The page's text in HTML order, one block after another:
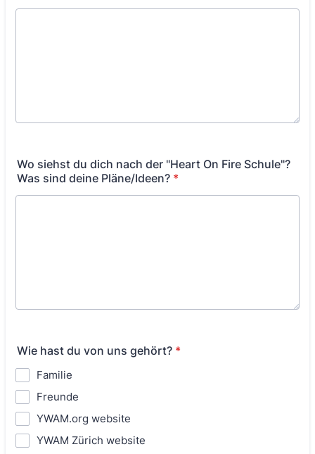
Wo siehst du dich nach der "Heart On Fire Schule"?
Was sind deine Pläne/Ideen? *
Wie hast du von uns gehört? *
Familie
Freunde
YWAM.org website
YWAM Zürich website